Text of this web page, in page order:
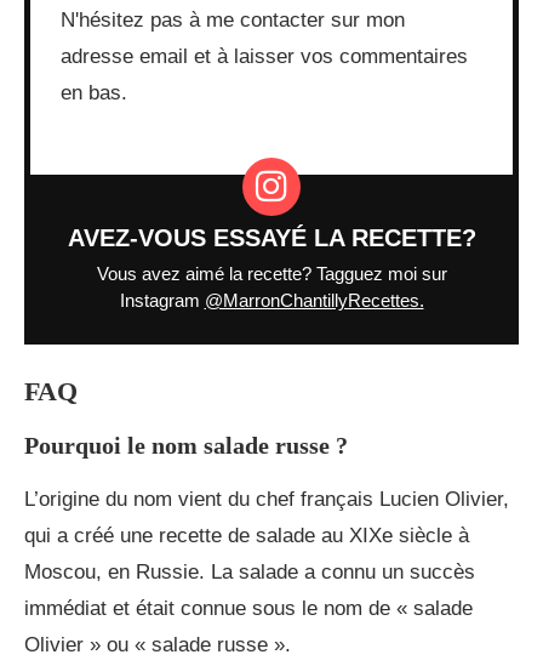
N'hésitez pas à me contacter sur mon
adresse email et à laisser vos commentaires
en bas.
AVEZ-VOUS ESSAYÉ LA RECETTE?
Vous avez aimé la recette? Tagguez moi sur
Instagram @MarronChantillyRecettes.
FAQ
Pourquoi le nom salade russe ?
L’origine du nom vient du chef français Lucien Olivier,
qui a créé une recette de salade au XIXe siècle à
Moscou, en Russie. La salade a connu un succès
immédiat et était connue sous le nom de « salade
Olivier » ou « salade russe ».